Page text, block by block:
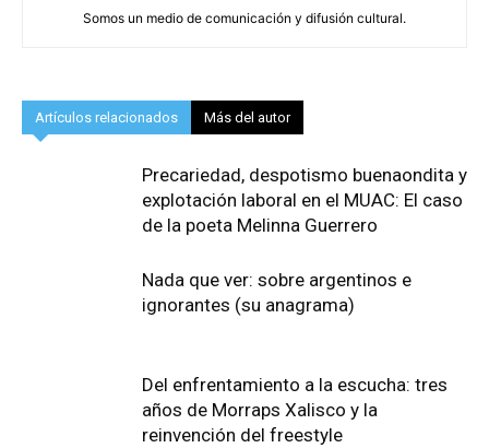
Somos un medio de comunicación y difusión cultural.
Artículos relacionados Más del autor
Precariedad, despotismo buenaondita y
explotación laboral en el MUAC: El caso
de la poeta Melinna Guerrero
Nada que ver: sobre argentinos e
ignorantes (su anagrama)
Del enfrentamiento a la escucha: tres
años de Morraps Xalisco y la
reinvención del freestyle